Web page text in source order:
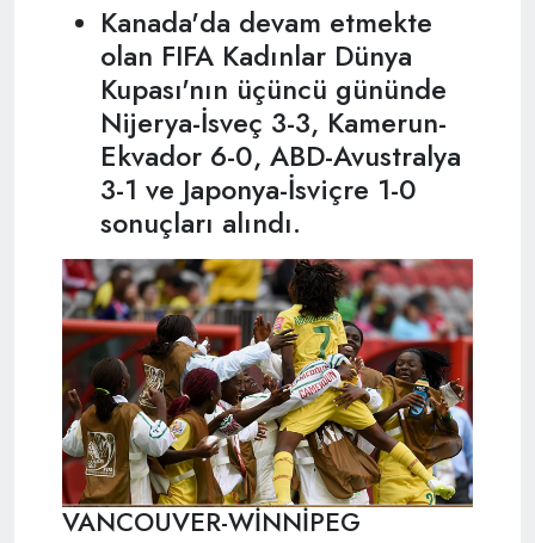
Kanada'da devam etmekte
olan FIFA Kadınlar Dünya
Kupası'nın üçüncü gününde
Nijerya-İsveç 3-3, Kamerun-
Ekvador 6-0, ABD-Avustralya
3-1 ve Japonya-İsviçre 1-0
sonuçları alındı.
VANCOUVER-WİNNİPEG